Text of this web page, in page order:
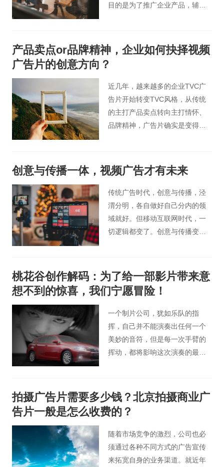
目的是为了推广企业产品，辅助
公司来对拍摄产品的要点进行总
结归纳，从而挖掘产品宣传片的
为大家分享一下桃花谷影视制作
是如何深挖客户需求的？
产品卖点or品牌精神，企业如何抉择视频
广告片的创意方向？
近几年，越来越多的企业TVC广
告片开始转变TVC风格，从传统
的主打产品卖点转向主打情怀、
品牌精神，广告片确实是变得更
大行其道。观众是觉得“好看”了，
但品牌的营销效果真的达到了
吗？
创意与传播一体，视频广告才有未来
传统广告时代，创意与传播，泾
渭分明，各自做好自己分内的领
域就好。但移动互联网时代，一
切逻辑都变了。创意与传播变得
桃花谷创作解码：为了给一部影片带来意
想不到的惊喜，我们宁愿冒险！
一个制片公司，犹如乐队的指
挥，自己并不能演奏出任何一个
美妙的音符，但是每一次手臂的
挥动，都将影响这次演奏的最终
竟，艺术创作，永远没有高峰，
但是永远存在更让人心动的可
能！
拍摄广告片需要多少钱？北京拍摄商业广
告片一般是怎么收费的？
随着市场竞争的激烈，公司也必
须通过各种不同方式的广告宣传
来拓宽自身的业务渠道。就近年